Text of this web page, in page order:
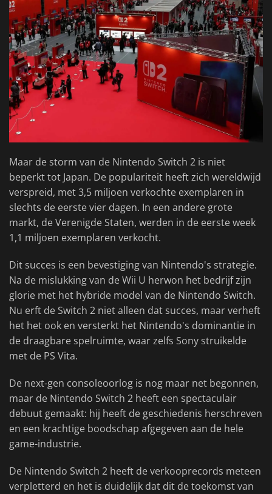
Maar de storm van de Nintendo Switch 2 is niet
beperkt tot Japan. De populariteit heeft zich wereldwijd
verspreid, met 3,5 miljoen verkochte exemplaren in
slechts de eerste vier dagen. In een andere grote
markt, de Verenigde Staten, werden in de eerste week
1,1 miljoen exemplaren verkocht.
Dit succes is een bevestiging van Nintendo's strategie.
Na de mislukking van de Wii U herwon het bedrijf zijn
glorie met het hybride model van de Nintendo Switch.
Nu erft de Switch 2 niet alleen dat succes, maar verheft
het het ook en versterkt het Nintendo's dominantie in
de draagbare spelruimte, waar zelfs Sony struikelde
met de PS Vita.
De next-gen consoleoorlog is nog maar net begonnen,
maar de Nintendo Switch 2 heeft een spectaculair
debuut gemaakt: hij heeft de geschiedenis herschreven
en een krachtige boodschap afgegeven aan de hele
game-industrie.
De Nintendo Switch 2 heeft de verkooprecords meteen
verpletterd en het is duidelijk dat dit de toekomst van